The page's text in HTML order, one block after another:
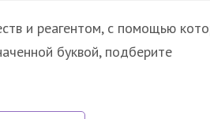
и реагентом, с помощью
буквой, подберите